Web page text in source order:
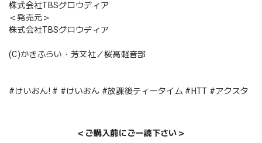
株式会社TBSグロウディア
＜発売元＞
株式会社TBSグロウディア
(C)かきふらい・芳文社／桜高軽音部
#けいおん! # #けいおん #放課後ティータイム #HTT #アクスタ
＜ご購入前にご一読下さい＞